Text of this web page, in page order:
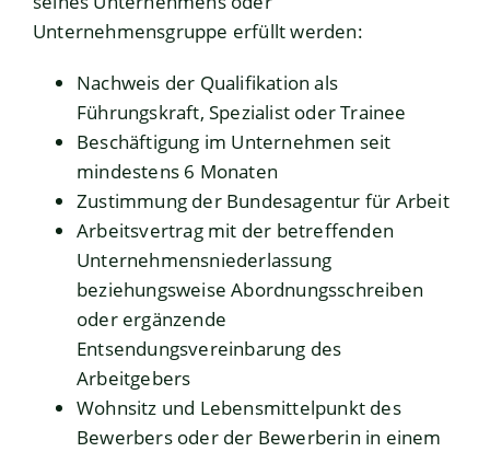
Unternehmensgruppe erfüllt werden:
Nachweis der Qualifikation als
Führungskraft, Spezialist oder Trainee
Beschäftigung im Unternehmen seit
mindestens 6 Monaten
Zustimmung der Bundesagentur für Arbeit
Arbeitsvertrag mit der betreffenden
Unternehmensniederlassung
beziehungsweise Abordnungsschreiben
oder ergänzende
Entsendungsvereinbarung des
Arbeitgebers
Wohnsitz und Lebensmittelpunkt des
Bewerbers oder der Bewerberin in einem